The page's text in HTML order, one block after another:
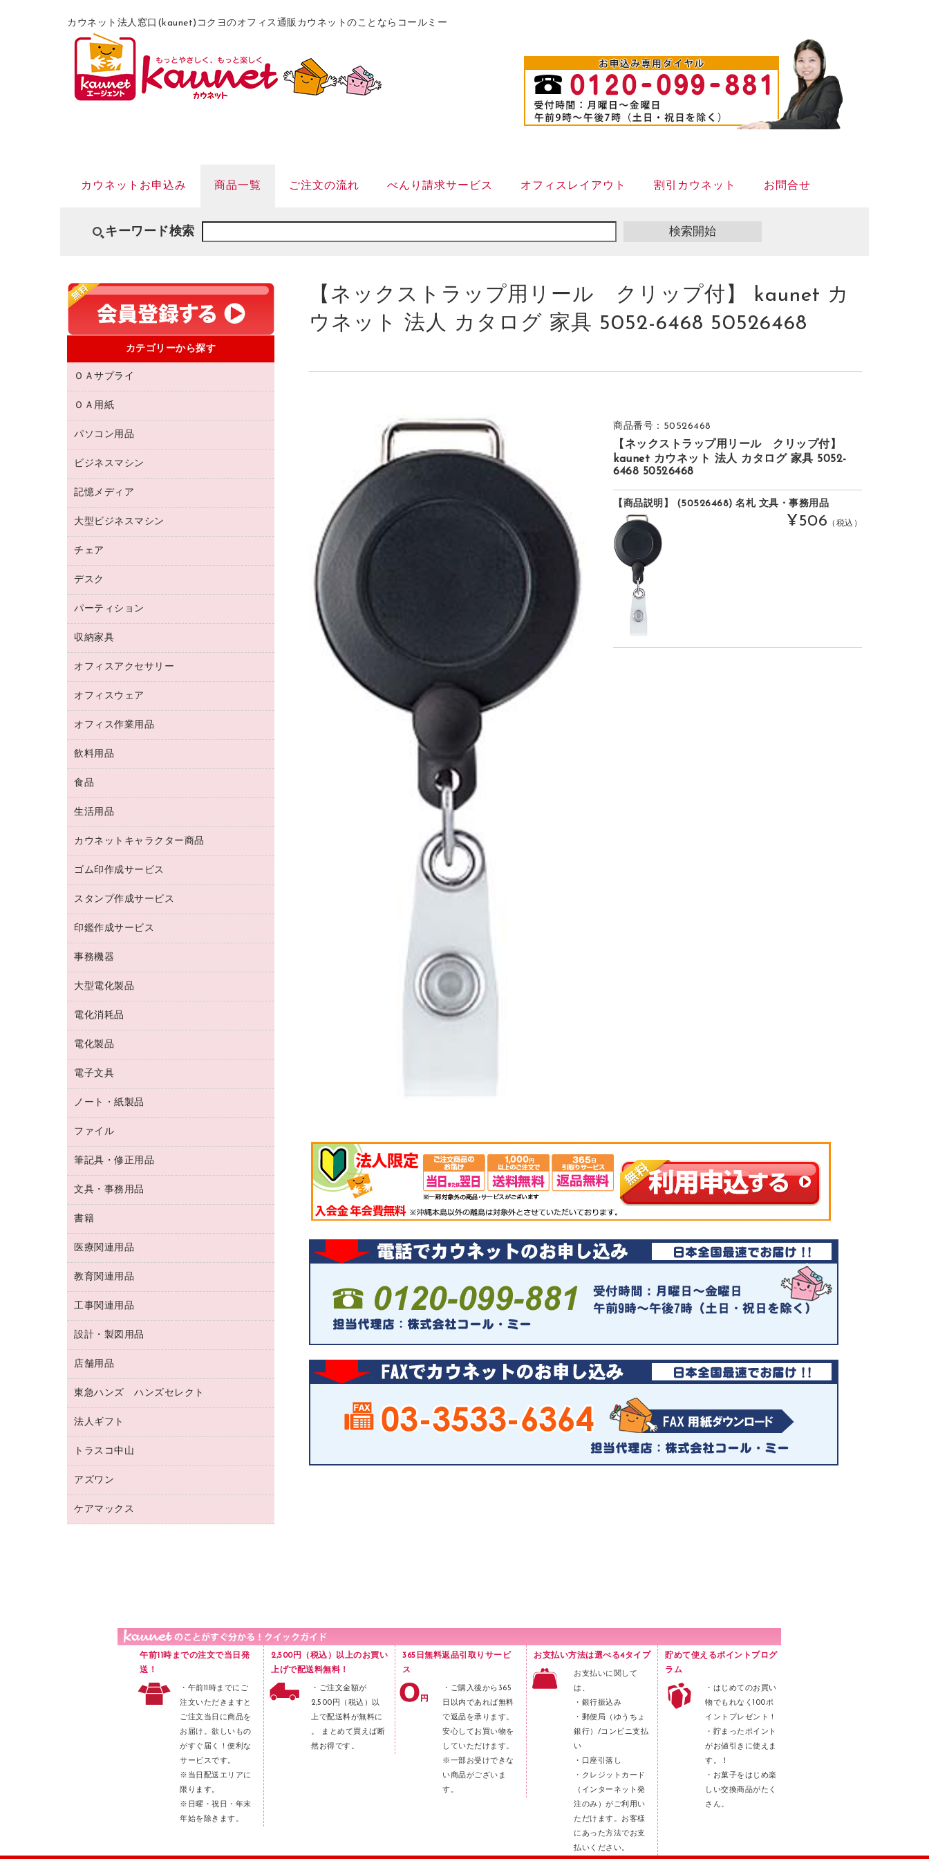
カウネット法人窓口(kaunet)コクヨのオフィス通販カウネットのことならコールミー
カウネットお申込み 商品一覧 ご注文の流れ べんり請求サービス オフィスレイアウト 割引カウネット お問合せ
キーワード検索
【ネックストラップ用リール クリップ付】 kaunet カ
ウネット 法人 カタログ 家具 5052-6468 50526468
商品番号：50526468
【ネックストラップ用リール クリップ付】
kaunet カウネット 法人 カタログ 家具 5052-
6468 50526468
【商品説明】 (50526468) 名札 文具・事務用品
¥506 （税込）
カテゴリーから探す
ＯＡサプライ
互換インクカートリッジ
リサイクルトナー（プール方式）
リサイクルインクカートリッジ
プリンタ用リボン
トナーカートリッジ
コピートナー
インクカートリッジ
ＯＡ用紙
名刺用紙
ワープロ用紙
ラベル用紙
プロッター用紙
ハガキ用紙
その他コピー用紙・プリンタ用紙
コピー用紙
パソコン用品
パソコン周辺機器
マウスパッド
マウス
パソコンバッグ／収納用品
ネットワーク／ＬＡＮ機器
ネットワーク／ＬＡＮアクセサリー
セキュリティ用品
ＵＳＢハブ／ＵＳＢアクセサリー
ＯＡフィルター
ＯＡクリーナー／エアダスター
ＨＤＤ／ＳＳＤ
ディスプレイモニター
ビジネスマシン
電話機
レーザープリンタ／複合機
メモリーカード
プロジェクタ
ファクシミリ
デジタルカメラ
スキャナー
コピー機
記憶メディア
ブルーレイディスク
ＣＤ－ＲＷ
ＣＤ－Ｒ
メディア収納用品
大型ビジネスマシン
プリンタ
チェア
応接イス・ベンチ
オフィスチェア
デスク
ミーティングテーブル
デスク
カウンター
パーティション
ホワイトボード・黒板
収納家具
保管庫・書庫
ロッカー・下駄箱
その他収納
オフィスアクセサリー
オフィスアクセサリー
オフィスウェア
医療・介護・ワーキングウェア
ブラウス・シャツ
アウター
オフィス作業用品
養生用品
防災用備蓄食品・飲料
台車・脚立
倉庫収納用品
作業用雑貨
梱包用品
梱包用テープ
園芸用品
ペット用品
飲料用品
緑茶飲料
茶葉・インスタント
紅茶・バラエティ飲料
レギュラーコーヒー
ミルク・シュガー
ソフトドリンク
コーヒーメーカー・備品
インスタントコーヒー
食品
食品
生活用品
浴室用品
台所用洗剤
掃除用品
掃除用洗剤
洗濯用品
消臭・芳香剤
殺虫剤
飲食用消耗品
ハンドソープ・石鹸
トイレ用品
トイレ用洗剤
ティッシュペーパー
ダストボックス
タオル・アメニティ用品
スリッパ・サンダル・シューズ
スポーツ・レジャー用品
ゴミ袋
キッチン用品
食品添加物製品
カウネットキャラクター商品
カウネットキャラクター商品
ゴム印作成サービス
ゴム印作成サービス
ゴム印（一行印）作成サービス
ゴム印（フリーサイズ印）作成サービス
スタンプ作成サービス
シヤチハタスタンプ作成サービス
カウネットスタンプ作成サービス
印鑑作成サービス
印鑑作成サービス
事務機器
大型シュレッダー（共配）
レーザーポインター
ラミネートフィルム
ラミネータ
タイムレコーダー
シュレッダ
ＯＨＰ用品
大型電化製品
冷蔵庫・キッチン・調理家電
テレビ・ＡＶ機器
電化消耗品
電球・蛍光灯
乾電池・充電池
フィルム・カメラ用品
デスクライト
アルバム
電化製品
掃除機・クリーナー
空調・季節家電
その他電化製品
キッチン・調理家電
ＯＡタップ／延長コード
電子文具
電卓
ラベルテープ
その他電子文具
ノート・紙製品
封筒
伝票
典礼用品
帳簿
額縁
各種用紙
ルーズリーフ
ファイル
名刺整理用品
板目表紙・綴込表紙
背幅が伸びるファイル
統一伝票用ファイル
収納保存用品
レターファイル
リングファイル
プレゼン用ファイル
ファイルボックス
パイプ式ファイル
その他ファイル
クリヤーホルダー
クリヤーブック（差替式）
クリヤーブック（固定式）
２穴リフィル・２穴インデックス
筆記具・修正用品
万年筆
消しゴム
修正液・修正ペン
修正テープ
鉛筆
マーキングペン（油性）
マーキングペン（水性）
ボールペン（油性）
ボールペン（ゲルインク）
シャープペンシル用替芯
文具・事務用品
輪ゴム
両面テープ
名札
保管・整理用品
壁面／足元収納
備品／小物ケース
透明テープ 事務用
電話台
針なしステープラー
紙めくり
裁断機
レターケース
ラベル類
メンディングテープ
メッシュケース／ペンケース
ブックエンド／ブックスタンド
書籍
パソコンソフト
医療関連用品
保健用品
使い捨て手袋
感染症対策用品
介護用品
医療関連用品
品）
教育関連用品
教育関連用品
工事関連用品
工事関連用品
設計・製図用品
設計・製図用品
店舗用品
店舗運営用品
陳列什器
紙手提げ袋
レジ・ポリ袋
ディスプレイ用品
カウンター／お会計用品
東急ハンズ ハンズセレクト
東急ハンズ
法人ギフト
高島屋
高島屋（食品・飲料）
カウネットギフト（食品・飲料）
トラスコ中山
建築・作業用品
アズワン
医療・介護用品（食品・飲料・食添製
品）
ケアマックス
午前11時までの注文で当日発
送！
・午前11時までにご
注文いただきますと
ご注文当日に商品を
お届け。欲しいもの
がすぐ届く！便利な
サービスです。
※当日配送エリアに
限ります。
※日曜・祝日・年末
年始を除きます。
2,500円（税込）以上のお買い
上げで配送料無料！
・ご注文金額が
2,500円（税込）以
上で配送料が無料に
。 まとめて買えば断
然お得です。
365日無料返品引取りサービ
ス
・ご購入後から365
日以内であれば無料
で返品を承ります。
安心してお買い物を
していただけます。
※一部お受けできな
い商品がございま
す。
お支払い方法は選べる4タイプ
お支払いに関して
は、
・銀行振込み
・郵便局（ゆうちょ
銀行）/コンビニ支払
い
・口座引落し
・クレジットカード
（インターネット発
注のみ）がご利用い
ただけます。お客様
にあった方法でお支
払いください。
貯めて使えるポイントプログ
ラム
・はじめてのお買い
物でもれなく100ポ
イントプレゼント！
・貯まったポイント
がお値引きに使えま
す。！
・お菓子をはじめ楽
しい交換商品がたく
さん。